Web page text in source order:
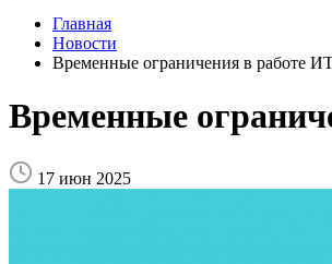
Главная
Новости
Временные ограничения в работе
Временные
17 июн 2025